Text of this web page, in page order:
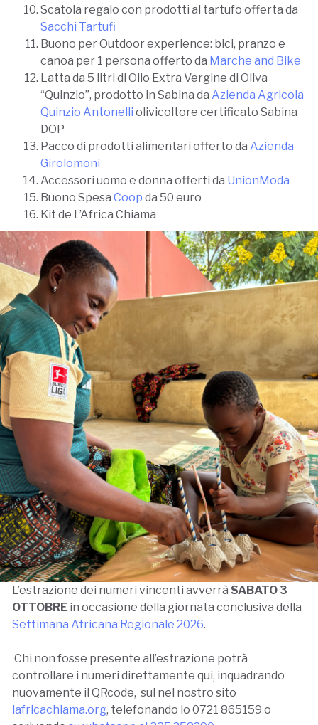
Scatola regalo con prodotti al tartufo offerta da
Sacchi Tartufi
Buono per Outdoor experience: bici, pranzo e
canoa per 1 persona offerto da Marche and Bike
Latta da 5 litri di Olio Extra Vergine di Oliva
“Quinzio”, prodotto in Sabina da Azienda Agricola
Quinzio Antonelli olivicoltore certificato Sabina
DOP
Pacco di prodotti alimentari offerto da Azienda
Girolomoni
Accessori uomo e donna offerti da UnionModa
Buono Spesa Coop da 50 euro
Kit de L’Africa Chiama
L’estrazione dei numeri vincenti avverrà SABATO 3
OTTOBRE in occasione della giornata conclusiva della
Settimana Africana Regionale 2026.
Chi non fosse presente all’estrazione potrà
controllare i numeri direttamente qui, inquadrando
nuovamente il QRcode, sul nel nostro sito
lafricachiama.org, telefonando lo 0721 865159 o